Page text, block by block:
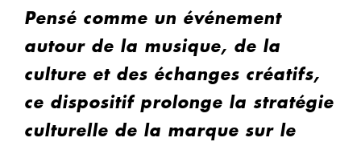
Pensé comme un événement
autour de la musique, de la
culture et des échanges créatifs,
ce dispositif prolonge la stratégie
culturelle de la marque sur le